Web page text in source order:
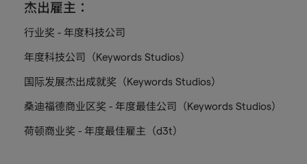
杰出雇主：
行业奖 - 年度科技公司
年度科技公司（Keywords Studios）
国际发展杰出成就奖（Keywords Studios）
桑迪福德商业区奖 - 年度最佳公司（Keywords Studios）
荷顿商业奖 - 年度最佳雇主（d3t）